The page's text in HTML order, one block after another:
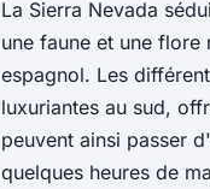
La Sierra Nevada
une faune et une flore
espagnol. Les
luxuriantes au sud,
peuvent ainsi passer
quelques heures de